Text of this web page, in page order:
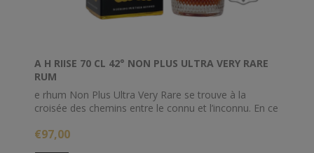
A H RIISE 70 CL 42° NON PLUS ULTRA VERY RARE
RUM
e rhum Non Plus Ultra Very Rare se trouve à la
croisée des chemins entre le connu et l’inconnu. En ce
que ça. Heureusement, le rhum est livré avec deux
€97,00